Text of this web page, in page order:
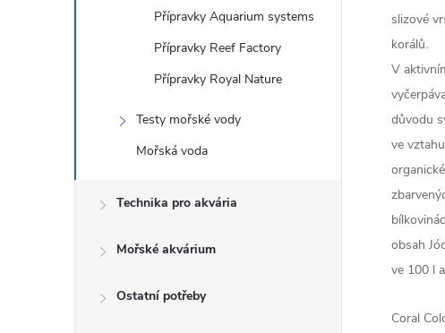
Přípravky Aquarium systems
Přípravky Reef Factory
Přípravky Royal Nature
Testy mořské vody
Mořská voda
Technika pro akvária
Mořské akvárium
Ostatní potřeby
slizové
korálů.
V
důvodu
ve
obsah
ve 100 l
Coral